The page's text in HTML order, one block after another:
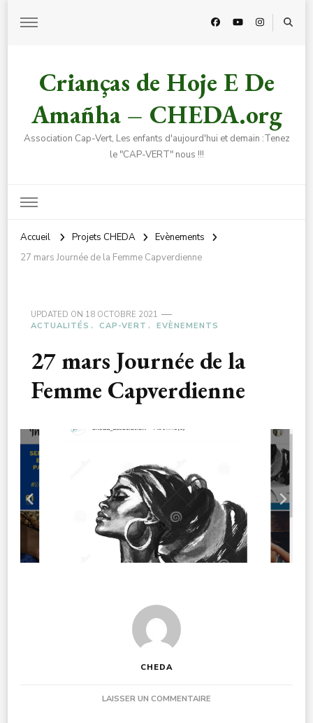
Crianças de Hoje E De
Amañha – CHEDA.org
Association Cap-Vert, Les enfants d'aujourd'hui et demain :Tenez
le "CAP-VERT" nous !!!
Accueil Projets CHEDA
Evènements
27 mars Journée de la Femme Capverdienne
UPDATED ON 18 OCTOBRE 2021
ACTUALITÉS
CAP-VERT EVÈNEMENTS
27 mars Journée de la
Femme Capverdienne
CHEDA
LAISSER UN COMMENTAIRE